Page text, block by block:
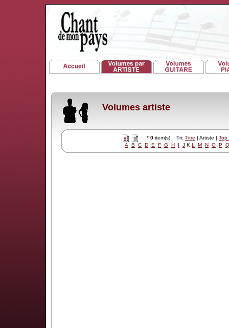
Volumes artiste
* 0 item(s) Tri: Titre | Artiste | Top
A
B C D E F G H I J K L M N O P Q